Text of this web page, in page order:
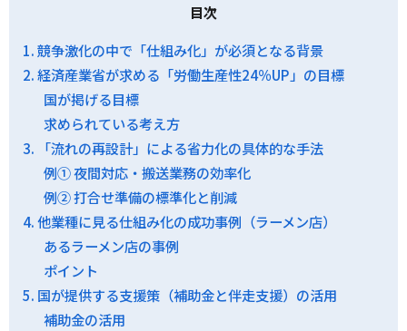
目次
1. 競争激化の中で「仕組み化」が必須となる背景
2. 経済産業省が求める「労働生産性24％UP」の目標
国が掲げる目標
求められている考え方
3. 「流れの再設計」による省力化の具体的な手法
例① 夜間対応・搬送業務の効率化
例② 打合せ準備の標準化と削減
4. 他業種に見る仕組み化の成功事例（ラーメン店）
あるラーメン店の事例
ポイント
5. 国が提供する支援策（補助金と伴走支援）の活用
補助金の活用